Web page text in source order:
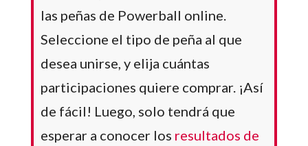
las peñas de Powerball online.
Seleccione el tipo de peña al que
desea unirse, y elija cuántas
participaciones quiere comprar. ¡Así
de fácil! Luego, solo tendrá que
esperar a conocer los resultados de